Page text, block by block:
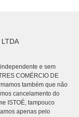
e sem
COMÉRCIO DE
também que não
cancelamento do
ISTOÉ, tampouco
apenas pelo